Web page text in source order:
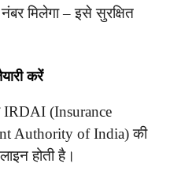
मिलेगा – इसे सुरक्षित
करें
(Insurance
Authority of India) की
होती है।